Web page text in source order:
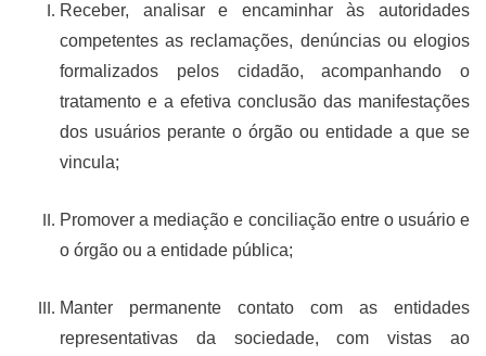
Receber, analisar e encaminhar às autoridades
competentes as reclamações, denúncias ou elogios
formalizados pelos cidadão, acompanhando o
tratamento e a efetiva conclusão das manifestações
dos usuários perante o órgão ou entidade a que se
vincula;
Promover a mediação e conciliação entre o usuário e
o órgão ou a entidade pública;
Manter permanente contato com as entidades
representativas da sociedade, com vistas ao